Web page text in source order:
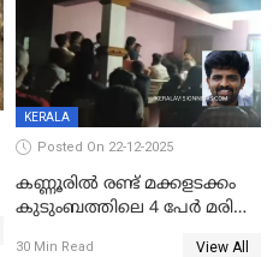
KERALA
Posted On 22-12-2025
കണ്ണൂരിൽ രണ്ട് മക്കളടക്കം
കുടുംബത്തിലെ 4 പേർ മരിച്ച
30 Min Read View All